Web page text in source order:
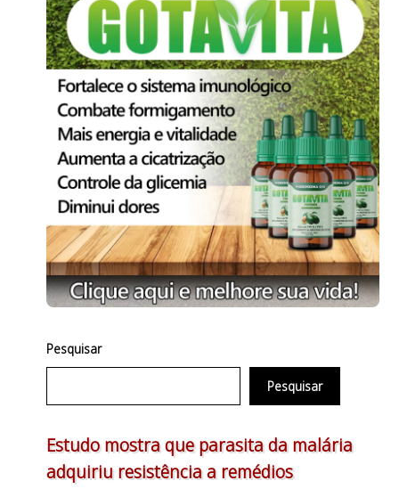
Pesquisar
Pesquisar
Estudo mostra que parasita da malária
adquiriu resistência a remédios